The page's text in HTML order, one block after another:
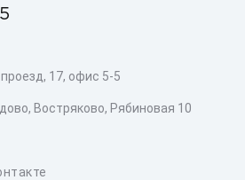
17, офис 5-5
Востряково, Рябиновая 10